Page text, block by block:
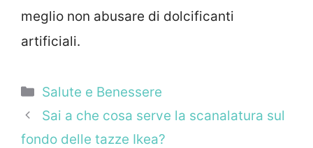
meglio non abusare di dolcificanti
artificiali.
Categorie
Salute e Benessere
Sai a che cosa serve la scanalatura sul
fondo delle tazze Ikea?